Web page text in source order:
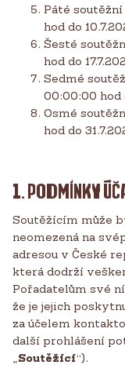
Páté
hod do
Šesté
hod do
Sedmé
00:00:00 hod
Osmé
hod do
1. PODMÍNKY
Soutěžícím může
neomezená na
adresou v České
která dodrží
Pořadatelům své
že je jejich
za účelem
další prohlášení
Soutěžící“).